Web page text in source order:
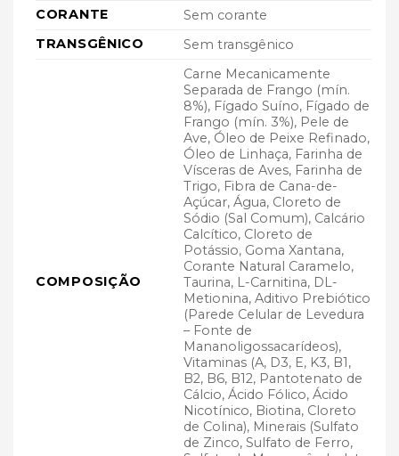
CORANTE
Sem corante
TRANSGÊNICO
Sem transgênico
COMPOSIÇÃO
Carne Mecanicamente
Separada de Frango (mín.
8%), Fígado Suíno, Fígado de
Frango (mín. 3%), Pele de
Ave, Óleo de Peixe Refinado,
Óleo de Linhaça, Farinha de
Vísceras de Aves, Farinha de
Trigo, Fibra de Cana-de-
Açúcar, Água, Cloreto de
Sódio (Sal Comum), Calcário
Calcítico, Cloreto de
Potássio, Goma Xantana,
Corante Natural Caramelo,
Taurina, L-Carnitina, DL-
Metionina, Aditivo Prebiótico
(Parede Celular de Levedura
– Fonte de
Mananoligossacarídeos),
Vitaminas (A, D3, E, K3, B1,
B2, B6, B12, Pantotenato de
Cálcio, Ácido Fólico, Ácido
Nicotínico, Biotina, Cloreto
de Colina), Minerais (Sulfato
de Zinco, Sulfato de Ferro,